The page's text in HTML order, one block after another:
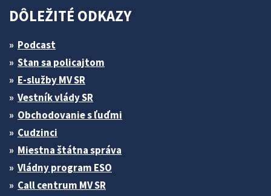
DÔLEŽITÉ ODKAZY
Podcast
Stan sa policajtom
E-služby MV SR
Vestník vlády SR
Obchodovanie s ľuďmi
Cudzinci
Miestna štátna správa
Vládny program ESO
Call centrum MV SR